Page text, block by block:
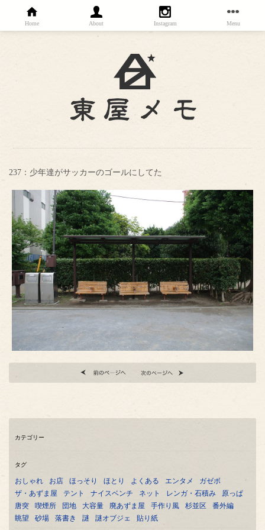
Home About Instagram Menu
237：少年達がサッカーのゴールにしてた
カテゴリー
タグ
おしゃれ お店 ほっそり ほとり よくある エンタメ
ガゼボ
ザ・あずま屋
テント ナイスベンチ ネット レンガ・石積み
原っぱ
唐突
喫煙所 団地 大容量 廃あずま屋 手作り風 杉並区
番外編
眺望
砂場 落書き 謎 謎オブジェ 貼り紙